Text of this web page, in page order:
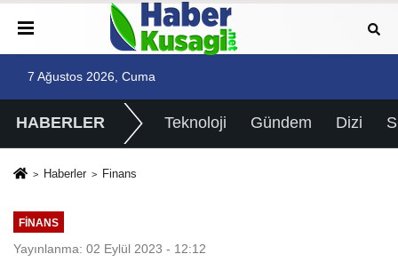
7 Ağustos 2026, Cuma
HABERLER Teknoloji Gündem Dizi
Haberler Finans
FINANS
Yayınlanma: 02 Eylül 2023 - 12:12